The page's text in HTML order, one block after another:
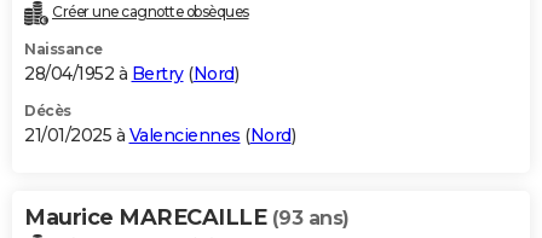
Créer une cagnotte obsèques
Naissance
28/04/1952 à Bertry(Nord)
Décès
21/01/2025 à Valenciennes (Nord)
Maurice MARECAILLE (93 ans)